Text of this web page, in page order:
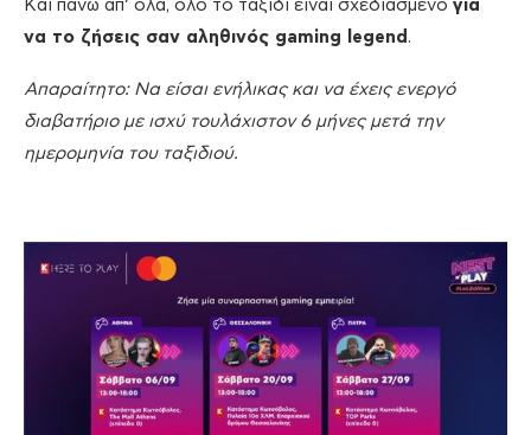
Και πάνω απ’ όλα, όλο το ταξίδι είναι σχεδιασμένο για
να το ζήσεις σαν αληθινός gaming legend .
Απαραίτητο: Να είσαι ενήλικας και να έχεις ενεργό
διαβατήριο με ισχύ τουλάχιστον 6 μήνες μετά την
ημερομηνία του ταξιδιού.